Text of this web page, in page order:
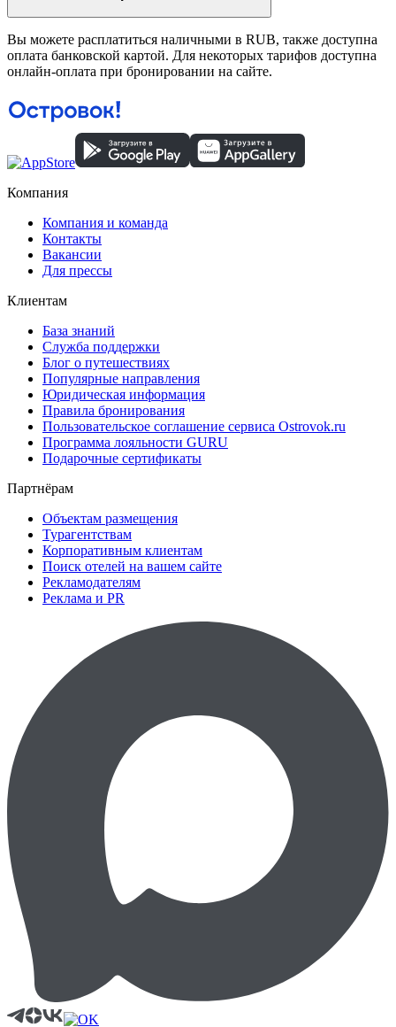
Вы можете расплатиться наличными в RUB, также доступна
оплата банковской картой. Для некоторых тарифов доступна
онлайн-оплата при бронировании на сайте.
Компания
Компания и команда
Контакты
Вакансии
Для прессы
Клиентам
База знаний
Служба поддержки
Блог о путешествиях
Популярные направления
Юридическая информация
Правила бронирования
Пользовательское соглашение сервиса Ostrovok.ru
Программа лояльности GURU
Подарочные сертификаты
Партнёрам
Объектам размещения
Турагентствам
Корпоративным клиентам
Поиск отелей на вашем сайте
Рекламодателям
Реклама и PR